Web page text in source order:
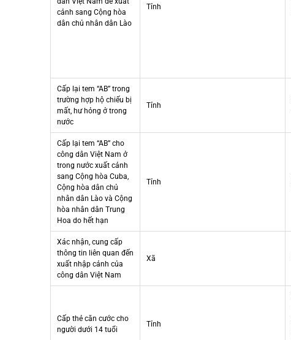
cảnh sang Cộng hòa
dân chủ nhân dân Lào
Tỉnh
Cấp lại tem “AB” trong
trường hợp hộ chiếu bị
mất, hư hỏng ở trong
nước
Tỉnh
Cấp lại tem “AB” cho
công dân Việt Nam ở
trong nước xuất cảnh
sang Cộng hòa Cuba,
Cộng hòa dân chủ
nhân dân Lào và Cộng
hòa nhân dân Trung
Hoa do hết hạn
Tỉnh
Xác nhận, cung cấp
thông tin liên quan đến
xuất nhập cảnh của
công dân Việt Nam
Xã
Cấp thẻ căn cước cho
người dưới 14 tuổi
Tỉnh